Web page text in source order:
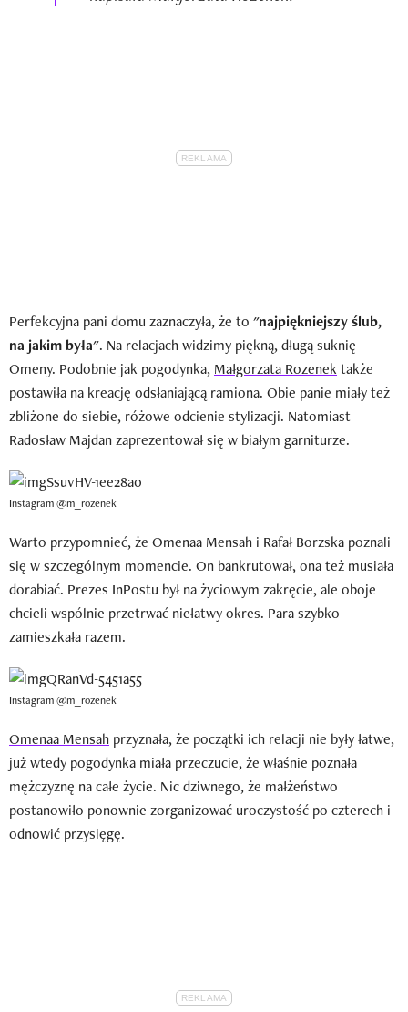
Perfekcyjna pani domu zaznaczyła, że to "najpiękniejszy ślub,
na jakim była". Na relacjach widzimy piękną, długą suknię
Omeny. Podobnie jak pogodynka, Małgorzata Rozenek także
postawiła na kreację odsłaniającą ramiona. Obie panie miały też
zbliżone do siebie, różowe odcienie stylizacji. Natomiast
Radosław Majdan zaprezentował się w białym garniturze.
Instagram @m_rozenek
Warto przypomnieć, że Omenaa Mensah i Rafał Borzska poznali
się w szczególnym momencie. On bankrutował, ona też musiała
dorabiać. Prezes InPostu był na życiowym zakręcie, ale oboje
chcieli wspólnie przetrwać niełatwy okres. Para szybko
zamieszkała razem.
Instagram @m_rozenek
Omenaa Mensah przyznała, że początki ich relacji nie były łatwe,
już wtedy pogodynka miała przeczucie, że właśnie poznała
mężczyznę na całe życie. Nic dziwnego, że małżeństwo
postanowiło ponownie zorganizować uroczystość po czterech i
odnowić przysięgę.